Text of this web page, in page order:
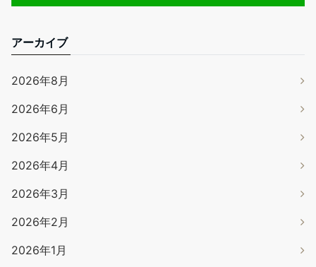
アーカイブ
2026年8月
2026年6月
2026年5月
2026年4月
2026年3月
2026年2月
2026年1月